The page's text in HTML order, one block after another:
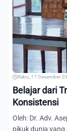
Rabu, 17 Desember
Belajar dari
Konsistensi
Oleh: Dr. Adv.
pikuk dunia yang